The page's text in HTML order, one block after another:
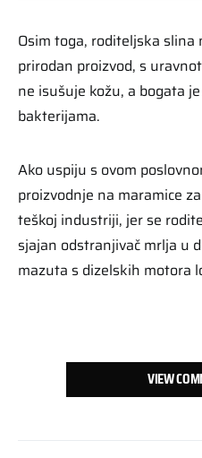
Osim toga, roditeljska
prirodan proizvod, s
ne isušuje kožu, a bogata
bakterijama.
Ako uspiju s ovom
proizvodnje na maramice
teškoj industriji, jer se
sjajan odstranjivač mrlja u
mazuta s dizelskih motora
VIEW